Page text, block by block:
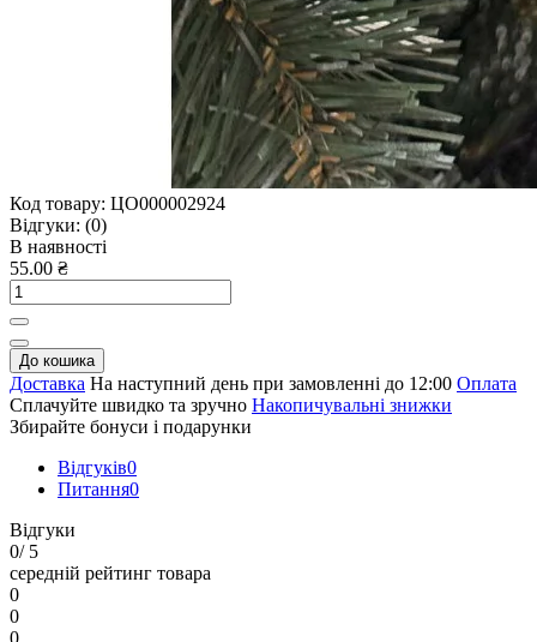
Код товару: ЦО000002924
Відгуки: (0)
В наявності
55.00 ₴
До кошика
Доставка На наступний день при замовленні до 12:00 Оплата
Сплачуйте швидко та зручно Накопичувальні знижки
Збирайте бонуси і подарунки
Відгуків0
Питання0
Відгуки
0/ 5
середній рейтинг товара
0
0
0